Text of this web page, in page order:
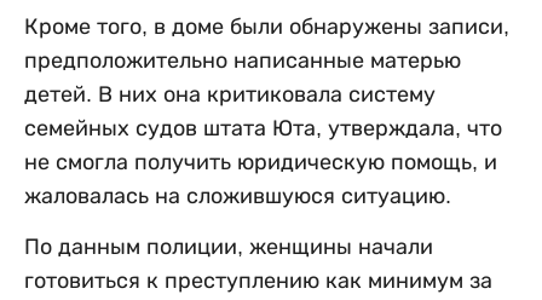
Кроме того, в доме были обнаружены записи,
предположительно написанные матерью
детей. В них она критиковала систему
семейных судов штата Юта, утверждала, что
не смогла получить юридическую помощь, и
жаловалась на сложившуюся ситуацию.
По данным полиции, женщины начали
готовиться к преступлению как минимум за